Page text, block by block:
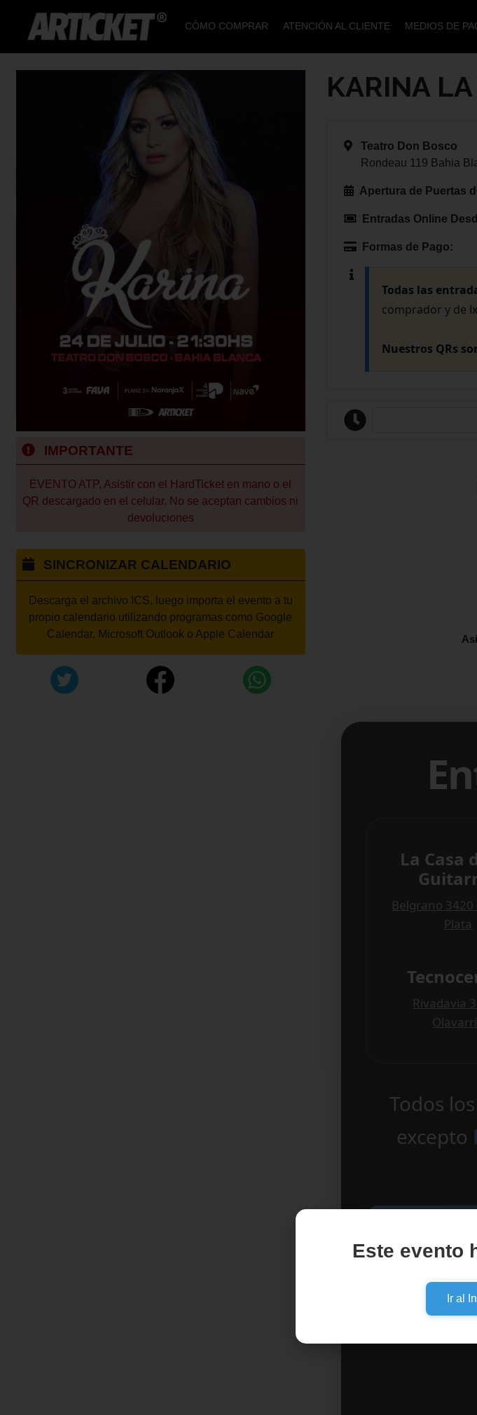
CÓMO COMPRAR ATENCIÓN AL CLIENTE MEDIOS DE
Este evento
Ir al
IMPORTANTE
EVENTO ATP, Asistir con el HardTicket en mano o el
QR descargado en el celular. No se aceptan cambios ni
devoluciones
SINCRONIZAR CALENDARIO
Descarga el archivo ICS, luego importa el evento a tu
propio calendario utilizando programas como Google
Calendar, Microsoft Outlook o Apple Calendar
KARINA
Teatro Don Bosco
Rondeau 119 Bahia
Apertura de Puertas
Entradas Online
Formas de Pago:
Todas las
comprador y de
Nuestros QRs
La Casa
Belgrano 3420
Plata
Rivadavia
Todos
excepto